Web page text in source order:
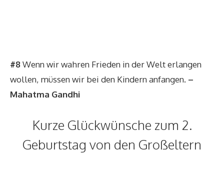
#8Wenn wir wahren Frieden in der Welt erlangen
wollen, müssen wir bei den Kindern anfangen. –
Mahatma Gandhi
Kurze Glückwünsche zum 2.
Geburtstag von den Großeltern